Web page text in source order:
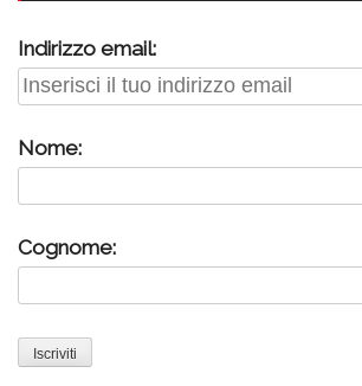
Indirizzo email:
Nome:
Cognome: